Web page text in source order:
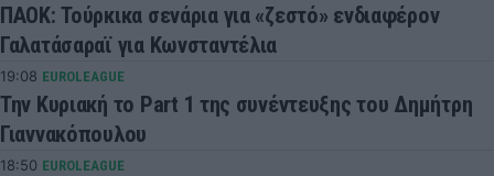
ΠΑΟΚ: Τούρκικα σενάρια για «ζεστό» ενδιαφέρον
Γαλατάσαραϊ για Κωνσταντέλια
19:08 EUROLEAGUE
Την Κυριακή το Part 1 της συνέντευξης του Δημήτρη
Γιαννακόπουλου
18:50 EUROLEAGUE